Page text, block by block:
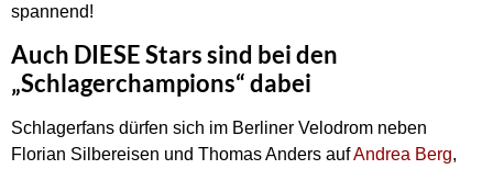
spannend!
Auch DIESE Stars sind bei den
„Schlagerchampions“ dabei
Schlagerfans dürfen sich im Berliner Velodrom neben
Florian Silbereisen und Thomas Anders aufAndrea Berg,